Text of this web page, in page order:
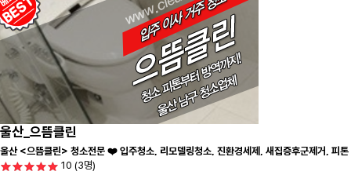
울산_으뜸클린
울산 <으뜸클린> 청소전문 ❤️ 입주청소, 리모델링청소, 진환경세제, 새집증후군제거, 피톤
치드시공 전문 청소 업체 ❤️
10 (3명)